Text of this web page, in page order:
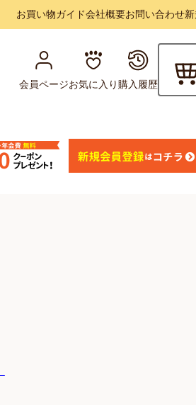
お買い物ガイド会社概要お問い合わせ
会員ページお気に入り購入履歴